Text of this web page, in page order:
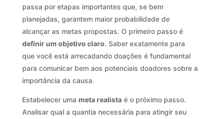
passa por etapas importantes que, se bem
planejadas, garantem maior probabilidade de
alcançar as metas propostas. O primeiro passo é
definir um objetivo claro. Saber exatamente para
que você está arrecadando doações é fundamental
para comunicar bem aos potenciais doadores sobre a
importância da causa.
Estabelecer uma meta realistaé o próximo passo.
Analisar qual a quantia necessária para atingir seu